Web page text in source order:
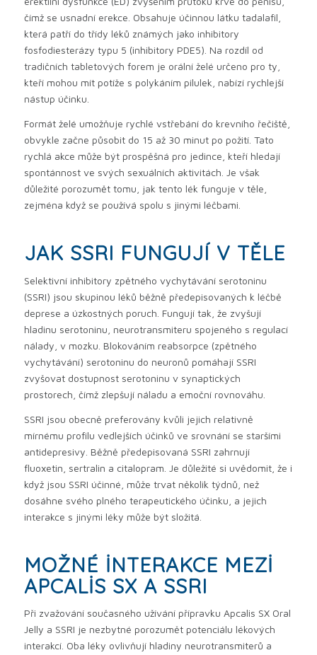
čímž se usnadní erekce. Obsahuje účinnou látku tadalafil,
která patří do třídy léků známých jako inhibitory
fosfodiesterázy typu 5 (inhibitory PDE5). Na rozdíl od
tradičních tabletových forem je orální želé určeno pro ty,
kteří mohou mít potíže s polykáním pilulek, nabízí rychlejší
nástup účinku.
Formát želé umožňuje rychlé vstřebání do krevního řečiště,
obvykle začne působit do 15 až 30 minut po požití. Tato
rychlá akce může být prospěšná pro jedince, kteří hledají
spontánnost ve svých sexuálních aktivitách. Je však
důležité porozumět tomu, jak tento lék funguje v těle,
zejména když se používá spolu s jinými léčbami.
JAK SSRI FUNGUJÍ V TĚLE
Selektivní inhibitory zpětného vychytávání serotoninu
(SSRI) jsou skupinou léků běžně předepisovaných k léčbě
deprese a úzkostných poruch. Fungují tak, že zvyšují
hladinu serotoninu, neurotransmiteru spojeného s regulací
nálady, v mozku. Blokováním reabsorpce (zpětného
vychytávání) serotoninu do neuronů pomáhají SSRI
zvyšovat dostupnost serotoninu v synaptických
prostorech, čímž zlepšují náladu a emoční rovnováhu.
SSRI jsou obecně preferovány kvůli jejich relativně
mírnému profilu vedlejších účinků ve srovnání se staršími
antidepresivy. Běžně předepisovaná SSRI zahrnují
fluoxetin, sertralin a citalopram. Je důležité si uvědomit, že i
když jsou SSRI účinné, může trvat několik týdnů, než
dosáhne svého plného terapeutického účinku, a jejich
interakce s jinými léky může být složitá.
MOŽNÉ INTERAKCE MEZI
APCALIS SX A SSRI
Při zvažování současného užívání přípravku Apcalis SX Oral
Jelly a SSRI je nezbytné porozumět potenciálu lékových
interakcí. Oba léky ovlivňují hladiny neurotransmiterů a